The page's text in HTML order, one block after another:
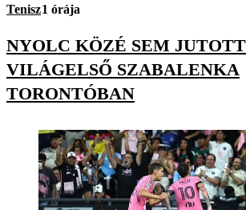
Tenisz1 órája
NYOLC KÖZÉ SEM
VILÁGELSŐ SZABALENKA
TORONTÓBAN